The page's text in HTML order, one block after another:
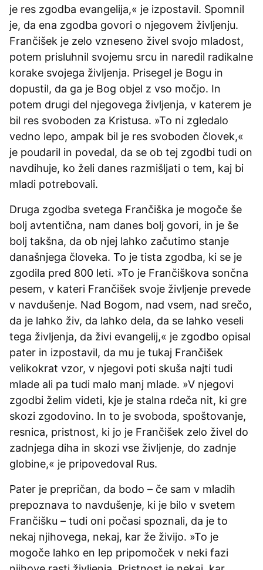
je res zgodba evangelija,« je izpostavil. Spomnil
je, da ena zgodba govori o njegovem življenju.
Frančišek je zelo vzneseno živel svojo mladost,
potem prisluhnil svojemu srcu in naredil radikalne
korake svojega življenja. Prisegel je Bogu in
dopustil, da ga je Bog objel z vso močjo. In
potem drugi del njegovega življenja, v katerem je
bil res svoboden za Kristusa. »To ni zgledalo
vedno lepo, ampak bil je res svoboden človek,«
je poudaril in povedal, da se ob tej zgodbi tudi on
navdihuje, ko želi danes razmišljati o tem, kaj bi
mladi potrebovali.
Druga zgodba svetega Frančiška je mogoče še
bolj avtentična, nam danes bolj govori, in je še
bolj takšna, da ob njej lahko začutimo stanje
današnjega človeka. To je tista zgodba, ki se je
zgodila pred 800 leti. »To je Frančiškova sončna
pesem, v kateri Frančišek svoje življenje prevede
v navdušenje. Nad Bogom, nad vsem, nad srečo,
da je lahko živ, da lahko dela, da se lahko veseli
tega življenja, da živi evangelij,« je zgodbo opisal
pater in izpostavil, da mu je tukaj Frančišek
velikokrat vzor, v njegovi poti skuša najti tudi
mlade ali pa tudi malo manj mlade. »V njegovi
zgodbi želim videti, kje je stalna rdeča nit, ki gre
skozi zgodovino. In to je svoboda, spoštovanje,
resnica, pristnost, ki jo je Frančišek zelo živel do
zadnjega diha in skozi vse življenje, do zadnje
globine,« je pripovedoval Rus.
Pater je prepričan, da bodo – če sam v mladih
prepoznava to navdušenje, ki je bilo v svetem
Frančišku – tudi oni počasi spoznali, da je to
nekaj njihovega, nekaj, kar že živijo. »To je
mogoče lahko en lep pripomoček v neki fazi